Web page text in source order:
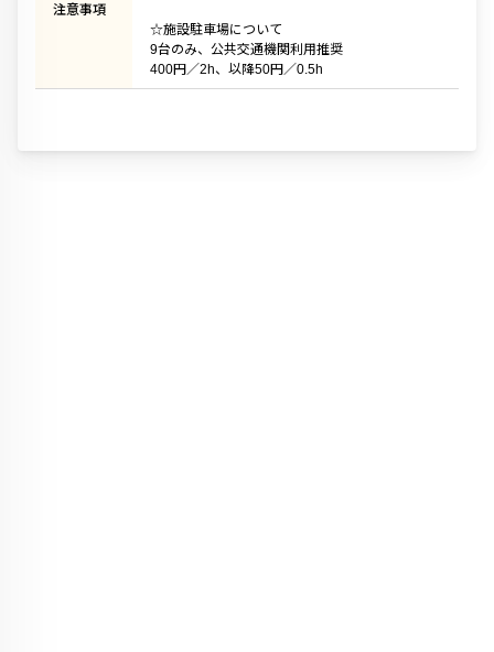
注意事項
☆施設駐車場について
9台のみ、公共交通機関利用推奨
400円／2h、以降50円／0.5h